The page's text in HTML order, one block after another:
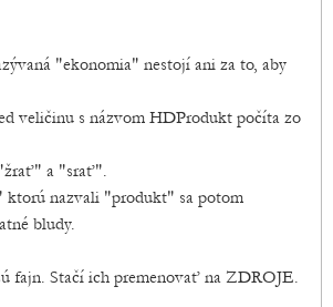
"ekonomia" nestojí ani za to, aby
veličinu s názvom HDProdukt počíta zo
a "srať".
ktorú nazvali "produkt" sa potom
bludy.
fajn. Stačí ich premenovať na ZDROJE.